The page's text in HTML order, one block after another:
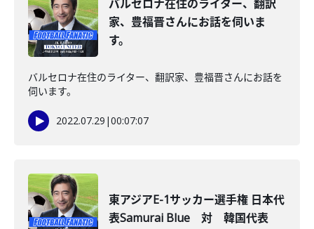
バルセロナ在住のライター、翻訳
家、豊福晋さんにお話を伺いま
す。
バルセロナ在住のライター、翻訳家、豊福晋さんにお話を
伺います。
2022.07.29 |00:07:07
東アジアE-1サッカー選手権 日本代
表Samurai Blue 対 韓国代表